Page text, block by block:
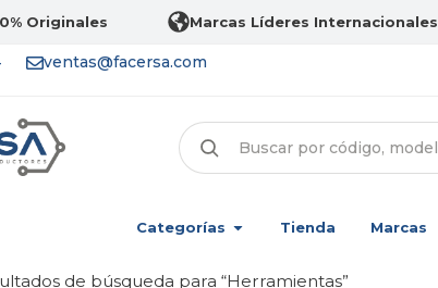
Originales Marcas Líderes Internacionales
ventas@facersa.com
Categorías Tienda Marcas
de búsqueda para “Herramientas”